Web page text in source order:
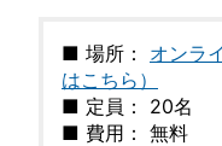
■ 場所： オンラ
はこちら）
■ 定員： 20名
■ 費用： 無料